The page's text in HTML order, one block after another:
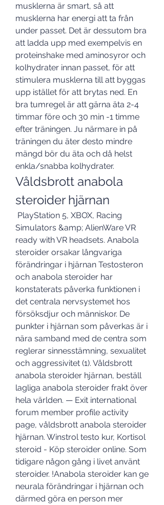
musklerna är smart, så att
musklerna har energi att ta från
under passet. Det är dessutom bra
att ladda upp med exempelvis en
proteinshake med aminosyror och
kolhydrater innan passet, för att
stimulera musklerna till att byggas
upp istället för att brytas ned. En
bra tumregel är att gärna äta 2-4
timmar före och 30 min -1 timme
efter träningen. Ju närmare in på
träningen du äter desto mindre
mängd bör du äta och då helst
enkla/snabba kolhydrater.
Våldsbrott anabola
steroider hjärnan
Simulators &amp; AlienWare VR
ready with VR headsets. Anabola
steroider orsakar långvariga
förändringar i hjärnan Testosteron
och anabola steroider har
konstaterats påverka funktionen i
det centrala nervsystemet hos
försöksdjur och människor. De
punkter i hjärnan som påverkas är i
nära samband med de centra som
reglerar sinnesstämning, sexualitet
och aggressivitet (1). Våldsbrott
anabola steroider hjärnan, beställ
lagliga anabola steroider frakt över
hela världen. — Exit international
forum member profile activity
page, våldsbrott anabola steroider
hjärnan. Winstrol testo kur, Kortisol
steroid - Köp steroider online. Som
tidigare någon gång i livet använt
steroider. !Anabola steroider kan ge
neurala förändringar i hjärnan och
därmed göra en person mer